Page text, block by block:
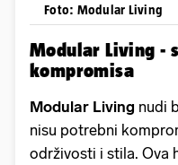
Foto: Modular Living
Modular Living -
kompromisa
Modular Living nudi
nisu potrebni
održivosti i stila. Ova